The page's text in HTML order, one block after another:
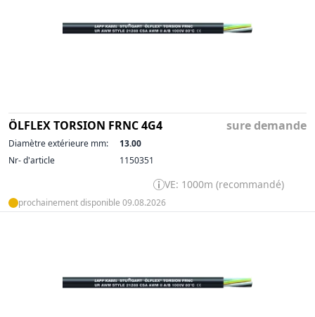
ÖLFLEX TORSION FRNC 4G4 sure demande
Diamètre extérieure mm:
13.00
Nr- d'article
1150351
VE: 1000m (recommandé)
prochainement disponible 09.08.2026